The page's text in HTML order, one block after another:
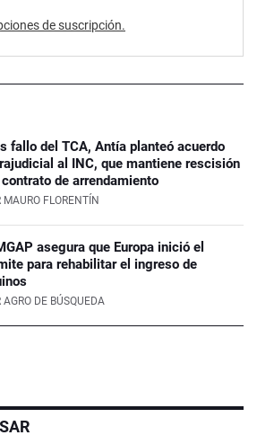
de suscripción.
fallo del TCA, Antía planteó acuerdo
al INC, que mantiene rescisión
de arrendamiento
MAURO FLORENTÍN
asegura que Europa inició el
para rehabilitar el ingreso de
AGRO DE BÚSQUEDA